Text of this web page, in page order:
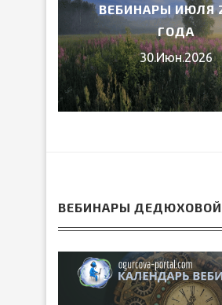
ВЕБИНАРЫ ИЮЛЯ
ГОДА
30.Июн.2026
ВЕБИНАРЫ ДЕДЮХОВОЙ